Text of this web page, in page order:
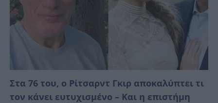
Στα 76 του, ο Ρίτσαρντ Γκιρ αποκαλύπτει τι
τον κάνει ευτυχισμένο – Και η επιστήμη